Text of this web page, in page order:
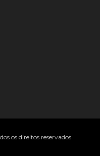
os direitos reservados